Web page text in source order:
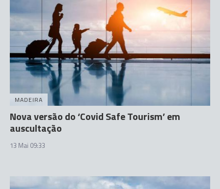
MADEIRA
Nova versão do ‘Covid Safe Tourism’ em
auscultação
13 Mai 09:33